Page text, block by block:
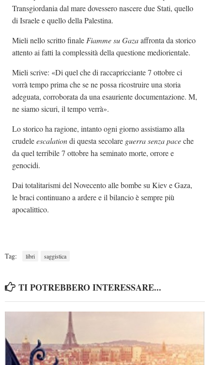
Transgiordania dal mare dovessero nascere due Stati, quello
di Israele e quello della Palestina.
Mieli nello scritto finale Fiamme su Gazaaffronta da storico
attento ai fatti la complessità della questione mediorientale.
Mieli scrive: «Di quel che di raccapricciante 7 ottobre ci
vorrà tempo prima che se ne possa ricostruire una storia
adeguata, corroborata da una esauriente documentazione. M,
ne siamo sicuri, il tempo verrà».
Lo storico ha ragione, intanto ogni giorno assistiamo alla
crudeleescalationdi questa secolare guerra senza paceche
da quel terribile 7 ottobre ha seminato morte, orrore e
genocidi.
Dai totalitarismi del Novecento alle bombe su Kiev e Gaza,
le braci continuano a ardere e il bilancio è sempre più
apocalittico.
Tag: libri saggistica
TI POTREBBERO INTERESSARE...